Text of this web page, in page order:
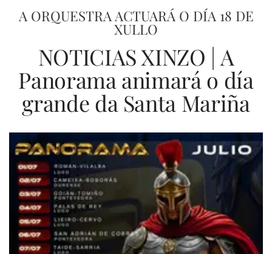
A ORQUESTRA ACTUARÁ O DÍA 18 DE
XULLO
NOTICIAS XINZO | A
Panorama animará o día
grande da Santa Mariña